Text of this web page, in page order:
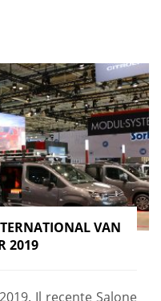
VAN
2019
Il recente Salone